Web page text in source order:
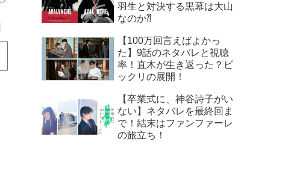
羽生と対決する黒幕は大山
なのか⁈
【100万回言えばよかっ
た】9話のネタバレと視聴
率！直木が生き返った？ビ
ックリの展開！
【卒業式に、神谷詩子がい
ない】ネタバレを最終回ま
で！結末はファンファーレ
の旅立ち！